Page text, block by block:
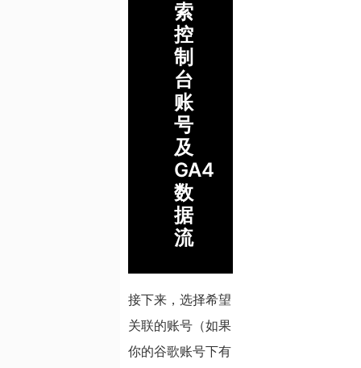
索
控
制
台
账
号
及
GA4
数
据
流
接下来，选择希望
关联的账号（如果
你的谷歌账号下有